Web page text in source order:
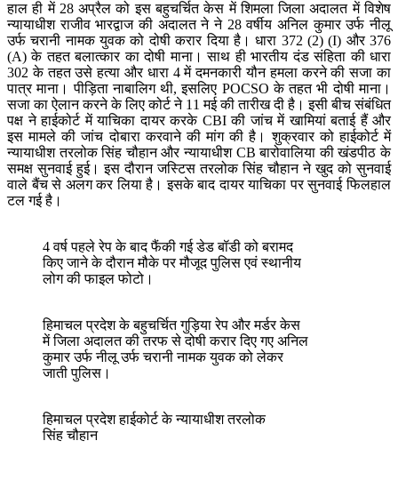
हाल ही में 28 अप्रैल को इस बहुचर्चित केस में शिमला जिला अदालत में विशेष
न्यायाधीश राजीव भारद्वाज की अदालत ने ने 28 वर्षीय अनिल कुमार उर्फ नीलू
उर्फ चरानी नामक युवक को दोषी करार दिया है। धारा 372 (2) (I) और 376
(A) के तहत बलात्कार का दोषी माना। साथ ही भारतीय दंड संहिता की धारा
302 के तहत उसे हत्या और धारा 4 में दमनकारी यौन हमला करने की सजा का
पात्र माना। पीड़िता नाबालिग थी, इसलिए POCSO के तहत भी दोषी माना।
सजा का ऐलान करने के लिए कोर्ट ने 11 मई की तारीख दी है। इसी बीच संबंधित
पक्ष ने हाईकोर्ट में याचिका दायर करके CBI की जांच में खामियां बताई हैं और
इस मामले की जांच दोबारा करवाने की मांग की है। शुक्रवार को हाईकोर्ट में
न्यायाधीश तरलोक सिंह चौहान और न्यायाधीश CB बारोवालिया की खंडपीठ के
समक्ष सुनवाई हुई। इस दौरान जस्टिस तरलोक सिंह चौहान ने खुद को सुनवाई
वाले बैंच से अलग कर लिया है। इसके बाद दायर याचिका पर सुनवाई फिलहाल
टल गई है।
4 वर्ष पहले रेप के बाद फैंकी गई डेड बॉडी को बरामद
किए जाने के दौरान मौके पर मौजूद पुलिस एवं स्थानीय
लोग की फाइल फोटो।
हिमाचल प्रदेश के बहुचर्चित गुड़िया रेप और मर्डर केस
में जिला अदालत की तरफ से दोषी करार दिए गए अनिल
कुमार उर्फ नीलू उर्फ चरानी नामक युवक को लेकर
जाती पुलिस।
हिमाचल प्रदेश हाईकोर्ट के न्यायाधीश तरलोक
सिंह चौहान